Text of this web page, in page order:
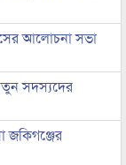
আলোচনা সভা
সদস্যদের
জকিগঞ্জের